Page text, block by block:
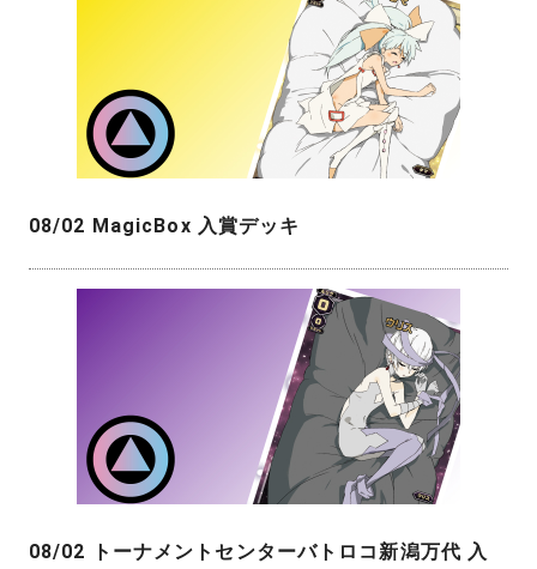
08/02 MagicBox 入賞デッキ
08/02 トーナメントセンターバトロコ新潟万代 入